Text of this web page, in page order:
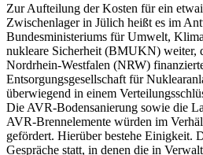
Zur Aufteilung der Kosten für ein
Zwischenlager in Jülich heißt es im
Bundesministeriums für Umwelt,
nukleare Sicherheit (BMUKN) weiter,
Nordrhein-Westfalen (NRW)
Entsorgungsgesellschaft für
überwiegend in einem
Die AVR-Bodensanierung sowie die
AVR-Brennelemente würden im
gefördert. Hierüber bestehe Einigkeit.
Gespräche statt, in denen die in